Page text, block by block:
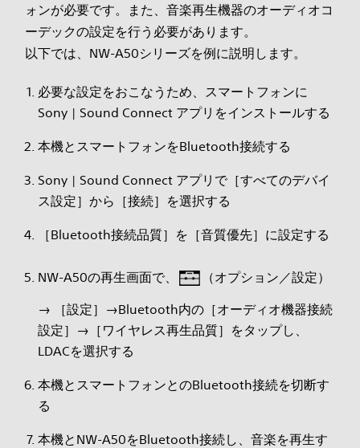
ォンが必要です。また、音楽再生機器のオーディオコ
ーデックの設定を行う必要があります。
以下では、NW-A50シリーズを例に説明します。
必要な設定をおこなうため、スマートフォンに
Sony | Sound Connect アプリをインストールする
本機とスマートフォンをBluetooth接続する
Sony | Sound Connect アプリで［すべてのデバイ
ス設定］から［接続］を選択する
［Bluetooth接続品質］を［音質優先］に設定する
NW-A50の再生画面で、 （オプション／設定）
→ ［設定］→Bluetooth内の［オーディオ機器接続
設定］→［ワイヤレス再生品質］をタップし、
LDACを選択する
本機とスマートフォンとのBluetooth接続を切断す
る
本機とNW-A50をBluetooth接続し、音楽を再生す